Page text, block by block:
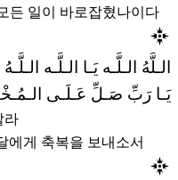
든 일이 바로잡혔나이다
الـلَّهُ الـلَّـه يَـا الـلَّـه
يَـا رَبِّ صَـلِّ عَـلَـى
라
에게 축복을 보내소서